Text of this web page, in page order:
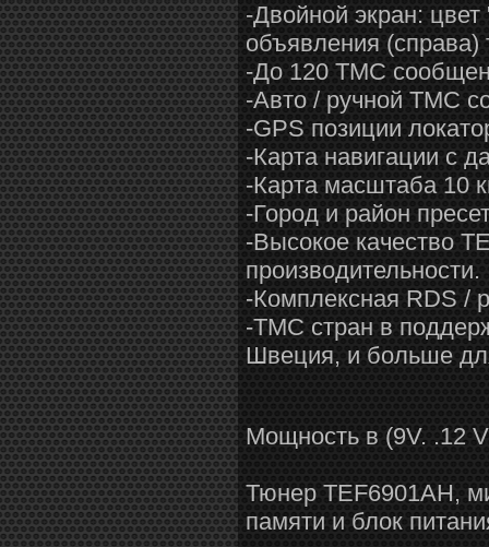
-Двойной экран:
объявления (справа)
-До 120 TMC
-Авто / ручной TMC
-GPS позиции
-Карта навигации с
-Карта масштаба 10
-Город и район
-Высокое качество
производительности.
-Комплексная RDS /
-TMC стран в
Швеция, и больше
Мощность в (9V. .12
Тюнер TEF6901AH,
памяти и блок